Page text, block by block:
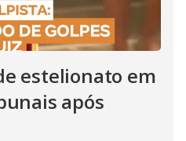
estelionato em
após